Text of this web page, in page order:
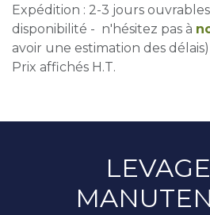
Expédition : 2-3 jours
disponibilité - n'hésitez pas à
avoir une estimation des délais)
Prix affichés H.T.